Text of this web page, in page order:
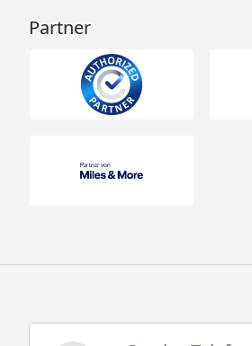
Partner